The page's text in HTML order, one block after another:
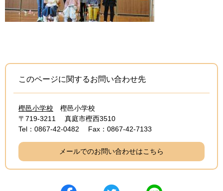
このページに関するお問い合わせ先
樫邑小学校
樫邑小学校
〒719-3211
真庭市樫西3510
Tel：0867-42-0482
Fax：0867-42-7133
メールでのお問い合わせはこちら